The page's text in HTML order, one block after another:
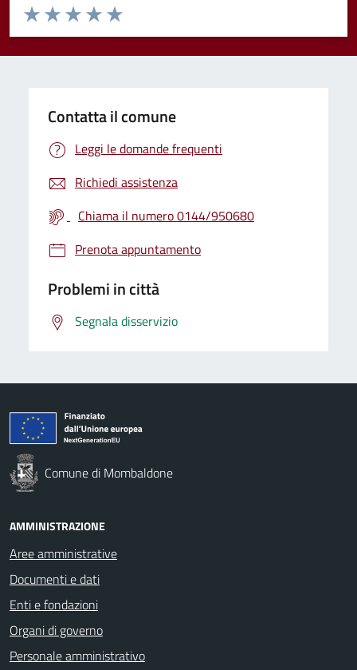
Valuta da 1 a 5 stelle la pagina
Valuta 5 stelle su 5
Valuta 4 stelle su 5
Valuta 3 stelle su 5
Valuta 2 stelle su 5
Valuta 1 stelle su 5
Contatta il comune
Leggi le domande frequenti
Richiedi assistenza
Chiama il numero 0144/950680
Prenota appuntamento
Problemi in città
Segnala disservizio
Comune di Mombaldone
AMMINISTRAZIONE
Aree amministrative
Documenti e dati
Enti e fondazioni
Organi di governo
Personale amministrativo